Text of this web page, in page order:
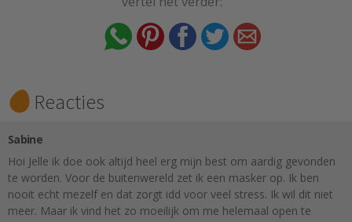
Reacties
Sabine
Hoi Jelle ik doe ook altijd heel erg mijn best om aardig gevonden
te worden. Voor de buitenwereld zet ik een masker op. Ik ben
nooit echt mezelf en dat zorgt idd voor veel stress. Ik wil dit niet
meer. Maar ik vind het zo moeilijk om me helemaal open te